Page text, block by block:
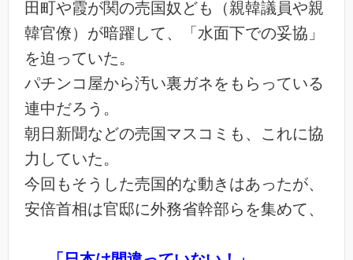
田町や霞が関の売国奴ども（親韓議員や親
韓官僚）が暗躍して、「水面下での妥協」
を迫っていた。
パチンコ屋から汚い裏ガネをもらっている
連中だろう。
朝日新聞などの売国マスコミも、これに協
力していた。
今回もそうした売国的な動きはあったが、
安倍首相は官邸に外務省幹部らを集めて、